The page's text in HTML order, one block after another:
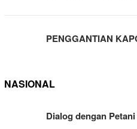
PENGGANTIAN
NASIONAL
Dialog dengan